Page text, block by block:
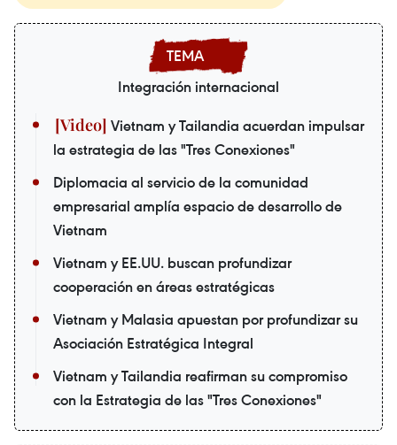
Integración internacional
Vietnam y Tailandia acuerdan impulsar
la estrategia de las "Tres Conexiones"
Diplomacia al servicio de la comunidad
empresarial amplía espacio de desarrollo de
Vietnam
Vietnam y EE.UU. buscan profundizar
cooperación en áreas estratégicas
Vietnam y Malasia apuestan por profundizar su
Asociación Estratégica Integral
Vietnam y Tailandia reafirman su compromiso
con la Estrategia de las "Tres Conexiones"